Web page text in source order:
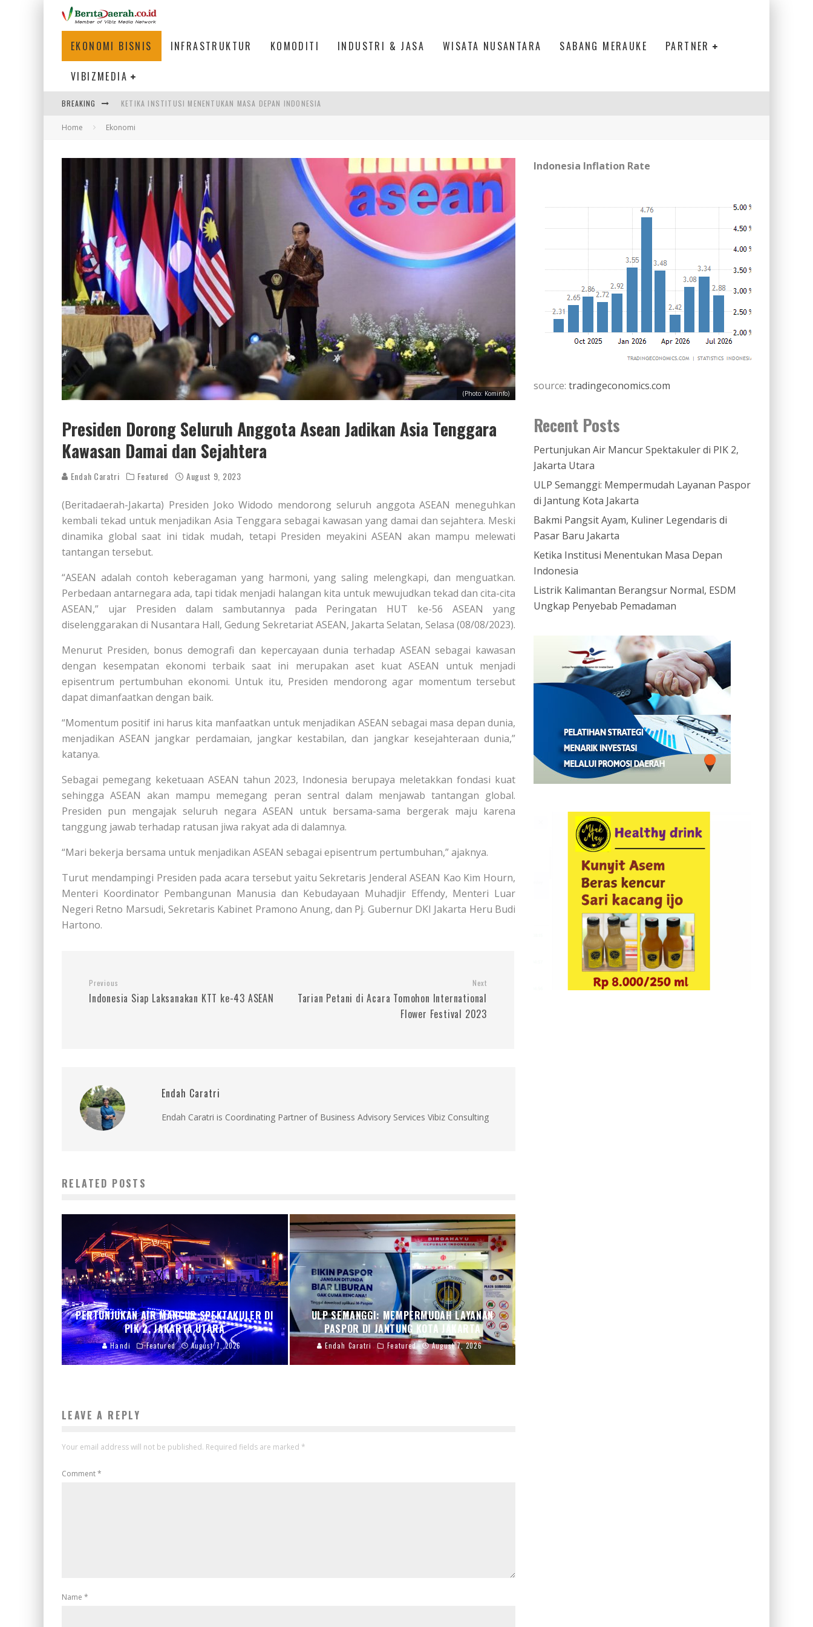
EKONOMI BISNIS INFRASTRUKTUR KOMODITI INDUSTRI & JASA WISATA NUSANTARA SABANG MERAUKE PARTNER
VIBIZMEDIA
BREAKING KETIKA INSTITUSI MENENTUKAN MASA DEPAN INDONESIA
PERTUNJUKAN AIR MANCUR SPEKTAKULER DI PIK 2, JAKARTA UTARA
BAKMI PANGSIT AYAM, KULINER LEGENDARIS DI PASAR BARU JAKARTA
Home Ekonomi
(Photo: Kominfo)
Presiden Dorong Seluruh Anggota Asean Jadikan Asia Tenggara
Kawasan Damai dan Sejahtera
Endah Caratri Featured August 9, 2023
(Beritadaerah-Jakarta) Presiden Joko Widodo mendorong seluruh anggota ASEAN meneguhkan
kembali tekad untuk menjadikan Asia Tenggara sebagai kawasan yang damai dan sejahtera. Meski
dinamika global saat ini tidak mudah, tetapi Presiden meyakini ASEAN akan mampu melewati
tantangan tersebut.
“ASEAN adalah contoh keberagaman yang harmoni, yang saling melengkapi, dan menguatkan.
Perbedaan antarnegara ada, tapi tidak menjadi halangan kita untuk mewujudkan tekad dan cita-cita
ASEAN,” ujar Presiden dalam sambutannya pada Peringatan HUT ke-56 ASEAN yang
diselenggarakan di Nusantara Hall, Gedung Sekretariat ASEAN, Jakarta Selatan, Selasa (08/08/2023).
Menurut Presiden, bonus demografi dan kepercayaan dunia terhadap ASEAN sebagai kawasan
dengan kesempatan ekonomi terbaik saat ini merupakan aset kuat ASEAN untuk menjadi
episentrum pertumbuhan ekonomi. Untuk itu, Presiden mendorong agar momentum tersebut
dapat dimanfaatkan dengan baik.
“Momentum positif ini harus kita manfaatkan untuk menjadikan ASEAN sebagai masa depan dunia,
menjadikan ASEAN jangkar perdamaian, jangkar kestabilan, dan jangkar kesejahteraan dunia,”
katanya.
Sebagai pemegang keketuaan ASEAN tahun 2023, Indonesia berupaya meletakkan fondasi kuat
sehingga ASEAN akan mampu memegang peran sentral dalam menjawab tantangan global.
Presiden pun mengajak seluruh negara ASEAN untuk bersama-sama bergerak maju karena
tanggung jawab terhadap ratusan jiwa rakyat ada di dalamnya.
“Mari bekerja bersama untuk menjadikan ASEAN sebagai episentrum pertumbuhan,” ajaknya.
Turut mendampingi Presiden pada acara tersebut yaitu Sekretaris Jenderal ASEAN Kao Kim Hourn,
Menteri Koordinator Pembangunan Manusia dan Kebudayaan Muhadjir Effendy, Menteri Luar
Negeri Retno Marsudi, Sekretaris Kabinet Pramono Anung, dan Pj. Gubernur DKI Jakarta Heru Budi
Hartono.
Previous
Indonesia Siap Laksanakan KTT ke-43 ASEAN
Next
Tarian Petani di Acara Tomohon International
Flower Festival 2023
Endah Caratri
Endah Caratri is Coordinating Partner of Business Advisory Services Vibiz Consulting
RELATED POSTS
PERTUNJUKAN AIR MANCUR SPEKTAKULER DI
PIK 2, JAKARTA UTARA
Handi Featured August 7, 2026
ULP SEMANGGI: MEMPERMUDAH LAYANAN
PASPOR DI JANTUNG KOTA JAKARTA
Endah Caratri Featured August 7, 2026
LEAVE A REPLY
Your email address will not be published. Required fields are marked *
Comment*
Name *
Indonesia Inflation Rate
source: tradingeconomics.com
Recent Posts
Pertunjukan Air Mancur Spektakuler di PIK 2,
Jakarta Utara
ULP Semanggi: Mempermudah Layanan Paspor
di Jantung Kota Jakarta
Bakmi Pangsit Ayam, Kuliner Legendaris di
Pasar Baru Jakarta
Ketika Institusi Menentukan Masa Depan
Indonesia
Listrik Kalimantan Berangsur Normal, ESDM
Ungkap Penyebab Pemadaman